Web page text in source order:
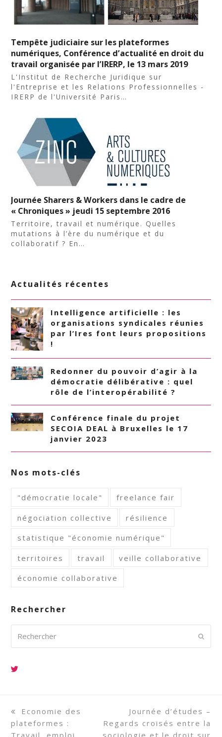
Tempête judiciaire sur les plateformes
numériques, Conférence d’actualité en droit du
travail organisée par l’IRERP, le 13 mars 2019
L'Institut de Recherche Juridique sur
l'Entreprise et les Relations Professionnelles -
IRERP de l'Université Paris…
Journée Sharers & Workers dans le cadre de
« Chroniques » jeudi 15 septembre 2016
Territoire, travail et numérique. Quelles
mutations à l’ère du numérique et du
collaboratif ? En…
Actualités récentes
Intelligence artificielle : les
organisations syndicales réunies
par l’Ires font leurs propositions
!
Redonner du pouvoir d’agir à la
démocratie délibérative : quel
rôle de l’interopérabilité ?
Conférence finale du projet
SECOIA DEAL à Bruxelles le 17
janvier 2023
Nos mots-clés
"démocratie locale" freelance fair
négociation collective résilience
statistique "économie numérique"
territoires travail veille collaborative
économie collaborative
Rechercher
previous
post:
Economie des
plateformes :
Travail, emploi
next
post:
Journée d’études –
Regards croisés entre la
sociologie et le droit sur